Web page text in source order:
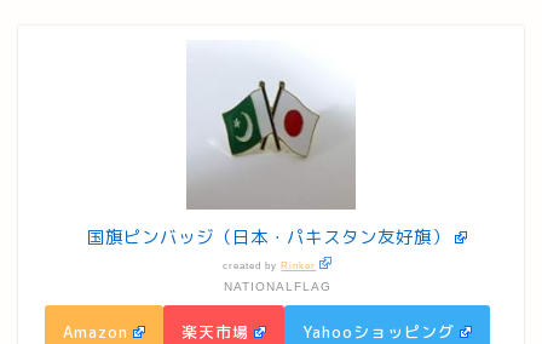
国旗ピンバッジ（日本・パキスタン友好旗）
created by Rinker
NATIONALFLAG
Amazon 楽天市場 Yahooショッピング